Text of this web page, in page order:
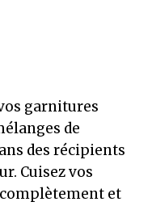
garnitures
de
des récipients
Cuisez vos
et